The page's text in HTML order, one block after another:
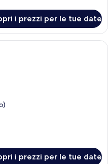
i prezzi per le tue date
camera d'albergo con un letto,
i prezzi per le tue date